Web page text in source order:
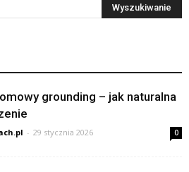
grounding – jak naturalna
- 29 stycznia 2026 0